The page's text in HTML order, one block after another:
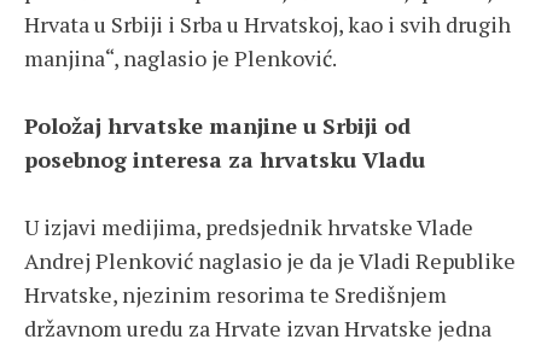
Hrvata u Srbiji i Srba u Hrvatskoj, kao i svih drugih
manjina“, naglasio je Plenković.
Položaj hrvatske manjine u Srbiji od
posebnog interesa za hrvatsku Vladu
U izjavi medijima, predsjednik hrvatske Vlade
Andrej Plenković naglasio je da je Vladi Republike
Hrvatske, njezinim resorima te Središnjem
državnom uredu za Hrvate izvan Hrvatske jedna